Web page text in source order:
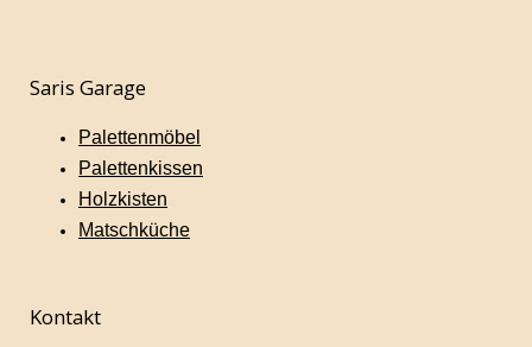
Saris Garage
Palettenmöbel
Palettenkissen
Holzkisten
Matschküche
Kontakt